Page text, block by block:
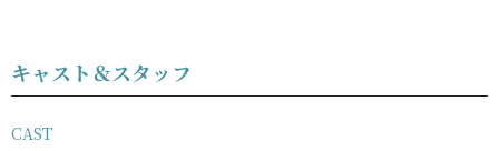
キャスト＆スタッフ
CAST